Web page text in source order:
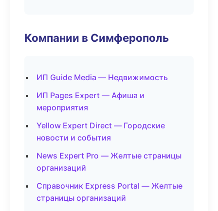
Компании в Симферополь
ИП Guide Media — Недвижимость
ИП Pages Expert — Афиша и
мероприятия
Yellow Expert Direct — Городские
новости и события
News Expert Pro — Желтые страницы
организаций
Справочник Express Portal — Желтые
страницы организаций